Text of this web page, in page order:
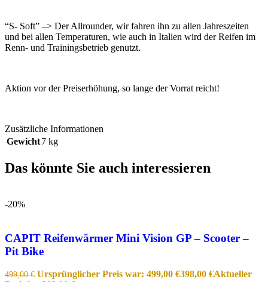
“S- Soft” –> Der Allrounder, wir fahren ihn zu allen Jahreszeiten
und bei allen Temperaturen, wie auch in Italien wird der Reifen im
Renn- und Trainingsbetrieb genutzt.
Aktion vor der Preiserhöhung, so lange der Vorrat reicht!
Zusätzliche Informationen
Gewicht7 kg
Das könnte Sie auch interessieren
-20%
CAPIT Reifenwärmer Mini Vision GP – Scooter –
Pit Bike
499,00€ Ursprünglicher Preis war: 499,00 €398,00 €Aktueller